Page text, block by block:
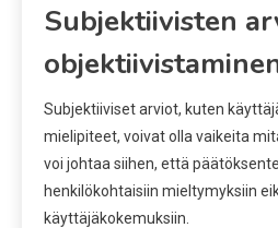
Subjektiivisten
Subjektiiviset arviot, kuten
mielipiteet, voivat olla vaikeita
voi johtaa siihen, että
henkilökohtaisiin mieltymyksiin
käyttäjäkokemuksiin.